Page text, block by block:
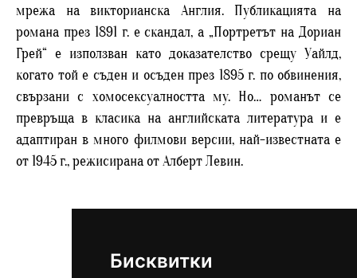
Бисквитки
мрежа на викторианска Англия. Публикацията на
романа през 1891 г. е скандал, а „Портретът на Дориан
Грей“ е използван като доказателство срещу Уайлд,
когато той е съден и осъден през 1895 г. по обвинения,
свързани с хомосексуалността му. Но… романът се
превръща в класика на английската литература и е
адаптиран в много филмови версии, най-известната е
от 1945 г., режисирана от Алберт Левин.